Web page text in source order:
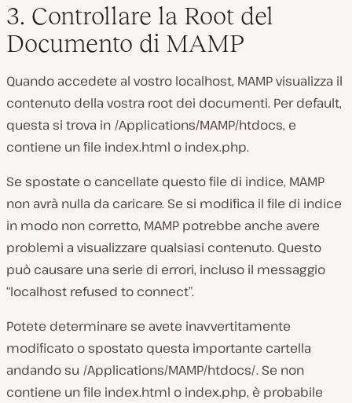
3. Controllare la Root del
Documento di MAMP
Quando accedete al vostro localhost, MAMP visualizza il
contenuto della vostra root dei documenti. Per default,
questa si trova in /Applications/MAMP/htdocs, e
contiene un file index.html o index.php.
Se spostate o cancellate questo file di indice, MAMP
non avrà nulla da caricare. Se si modifica il file di indice
in modo non corretto, MAMP potrebbe anche avere
problemi a visualizzare qualsiasi contenuto. Questo
può causare una serie di errori, incluso il messaggio
“localhost refused to connect”.
Potete determinare se avete inavvertitamente
modificato o spostato questa importante cartella
andando su /Applications/MAMP/htdocs/. Se non
contiene un file index.html o index.php, è probabile